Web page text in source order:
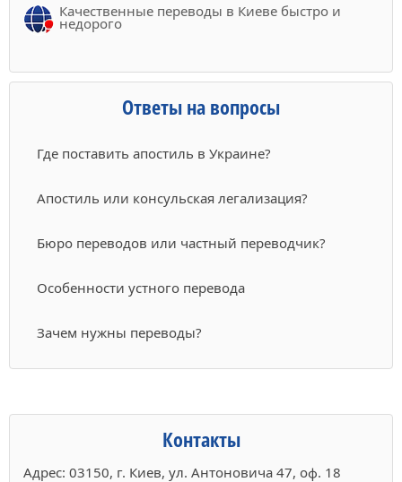
Качественные переводы в Киеве быстро и
недорого
Ответы на вопросы
Где поставить апостиль в Украине?
Апостиль или консульская легализация?
Бюро переводов или частный переводчик?
Особенности устного перевода
Зачем нужны переводы?
Контакты
Адрес: 03150, г. Киев, ул. Антоновича 47, оф. 18